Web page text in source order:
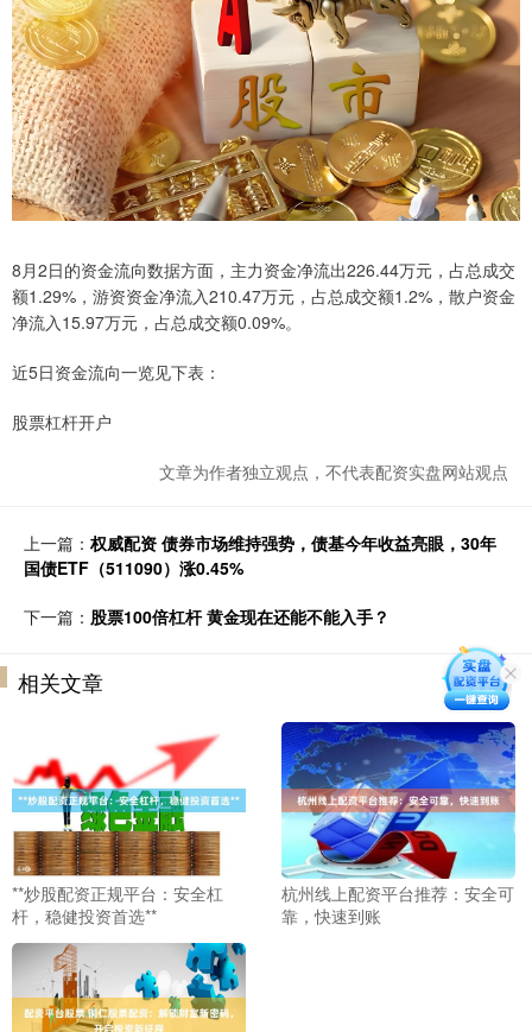
8月2日的资金流向数据方面，主力资金净流出226.44万元，占总成交
额1.29%，游资资金净流入210.47万元，占总成交额1.2%，散户资金
净流入15.97万元，占总成交额0.09%。
近5日资金流向一览见下表：
股票杠杆开户
文章为作者独立观点，不代表配资实盘网站观点
上一篇： 权威配资 债券市场维持强势，债基今年收益亮眼，30年
国债ETF（511090）涨0.45%
下一篇： 股票100倍杠杆 黄金现在还能不能入手？
相关文章
**炒股配资正规平台：安全杠
杆，稳健投资首选**
杭州线上配资平台推荐：安全可
靠，快速到账